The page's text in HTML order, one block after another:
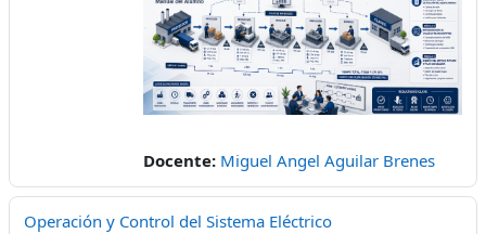
Docente: Miguel Angel Aguilar Brenes
Operación y Control del Sistema Eléctrico